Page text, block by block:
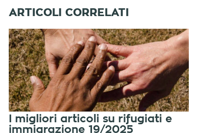
I migliori articoli su rifugiati e
immigrazione 19/2025